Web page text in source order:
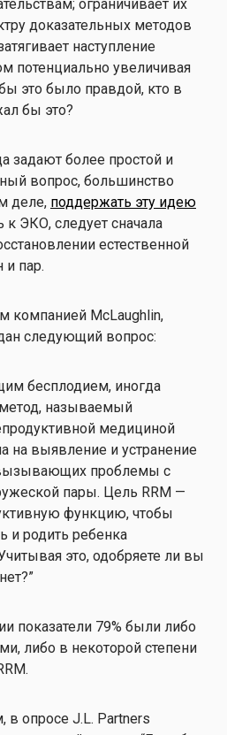
ограничивает их
доказательных методов
наступление
потенциально увеличивая
это было правдой, кто в
бы это?
задают более простой и
вопрос, большинство
деле, поддержать эту идею
ЭКО, следует сначала
естественной
и пар.
компанией McLaughlin,
следующий вопрос:
бесплодием, иногда
называемый
медициной
на выявление и устранение
проблемы с
пары. Цель RRM —
функцию, чтобы
и родить ребенка
это, одобряете ли вы
показатели 79% были либо
либо в некоторой степени
опросе J.L. Partners